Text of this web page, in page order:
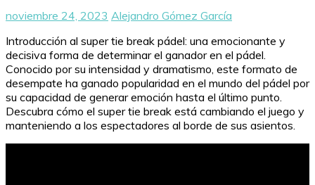
noviembre 24, 2023 Alejandro Gómez García
Introducción al super tie break pádel: una emocionante y
decisiva forma de determinar el ganador en el pádel.
Conocido por su intensidad y dramatismo, este formato de
desempate ha ganado popularidad en el mundo del pádel por
su capacidad de generar emoción hasta el último punto.
Descubra cómo el super tie break está cambiando el juego y
manteniendo a los espectadores al borde de sus asientos.